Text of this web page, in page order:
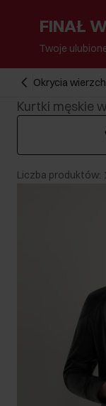
FINAŁ
Twoje
Okrycia
Kurtki męskie
Liczba produktów: